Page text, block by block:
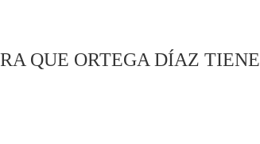
QUE ORTEGA DÍAZ TIENE